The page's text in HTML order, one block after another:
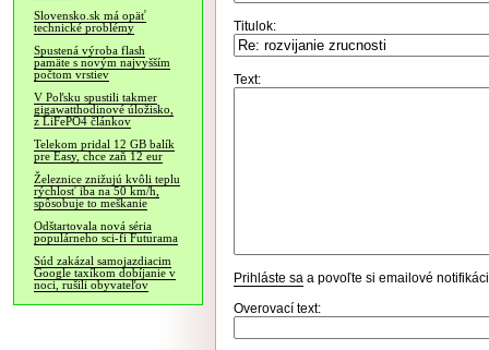
Slovensko.sk má opäť
technické problémy
Spustená výroba flash
pamäte s novým najvyšším
počtom vrstiev
V Poľsku spustili takmer
gigawatthodinové úložisko,
z LiFePO4 článkov
Telekom pridal 12 GB balík
pre Easy, chce zaň 12 eur
Železnice znižujú kvôli teplu
rýchlosť iba na 50 km/h,
spôsobuje to meškanie
Odštartovala nová séria
populárneho sci-fi Futurama
Súd zakázal samojazdiacim
Google taxíkom dobíjanie v
noci, rušili obyvateľov
Titulok:
Text:
Prihláste sa a povoľte si emailové
Overovací text: